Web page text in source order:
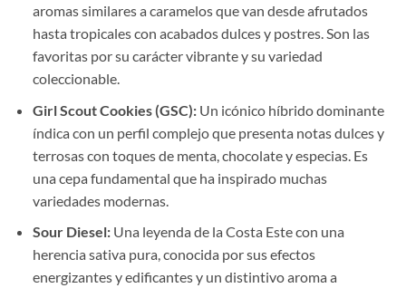
aromas similares a caramelos que van desde afrutados
hasta tropicales con acabados dulces y postres. Son las
favoritas por su carácter vibrante y su variedad
coleccionable.
Girl Scout Cookies (GSC):Un icónico híbrido dominante
índica con un perfil complejo que presenta notas dulces y
terrosas con toques de menta, chocolate y especias. Es
una cepa fundamental que ha inspirado muchas
variedades modernas.
Sour Diesel:Una leyenda de la Costa Este con una
herencia sativa pura, conocida por sus efectos
energizantes y edificantes y un distintivo aroma a